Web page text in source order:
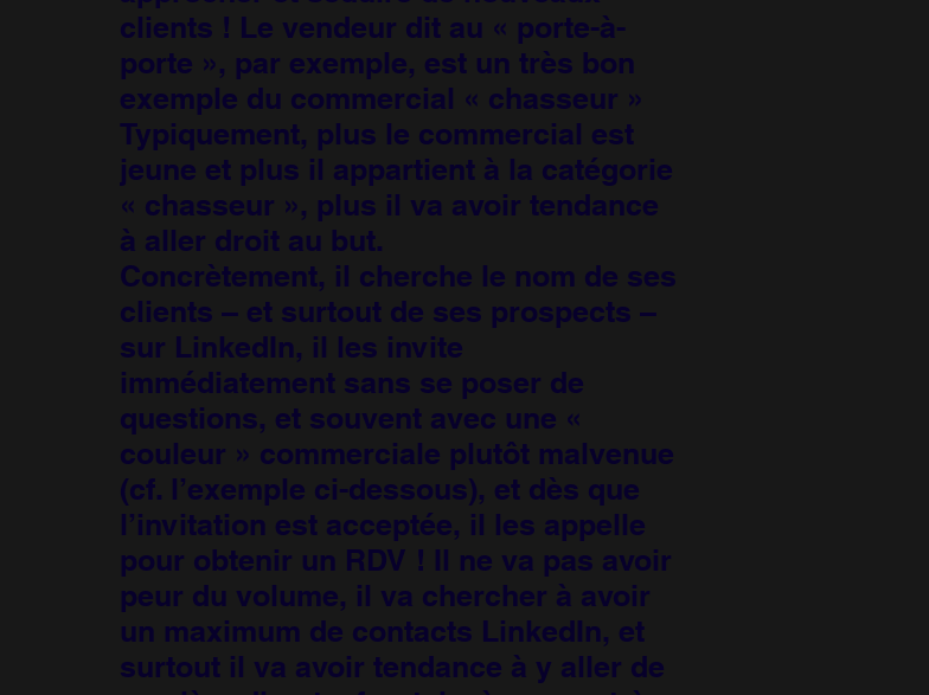
clients ! Le vendeur dit au « porte-à-
porte », par exemple, est un très bon
exemple du commercial « chasseur »
Typiquement, plus le commercial est
jeune et plus il appartient à la catégorie
« chasseur », plus il va avoir tendance
à aller droit au but.
Concrètement, il cherche le nom de ses
clients – et surtout de ses prospects –
sur LinkedIn, il les invite
immédiatement sans se poser de
questions, et souvent avec une «
couleur » commerciale plutôt malvenue
(cf. l’exemple ci-dessous), et dès que
l’invitation est acceptée, il les appelle
pour obtenir un RDV ! Il ne va pas avoir
peur du volume, il va chercher à avoir
un maximum de contacts LinkedIn, et
surtout il va avoir tendance à y aller de